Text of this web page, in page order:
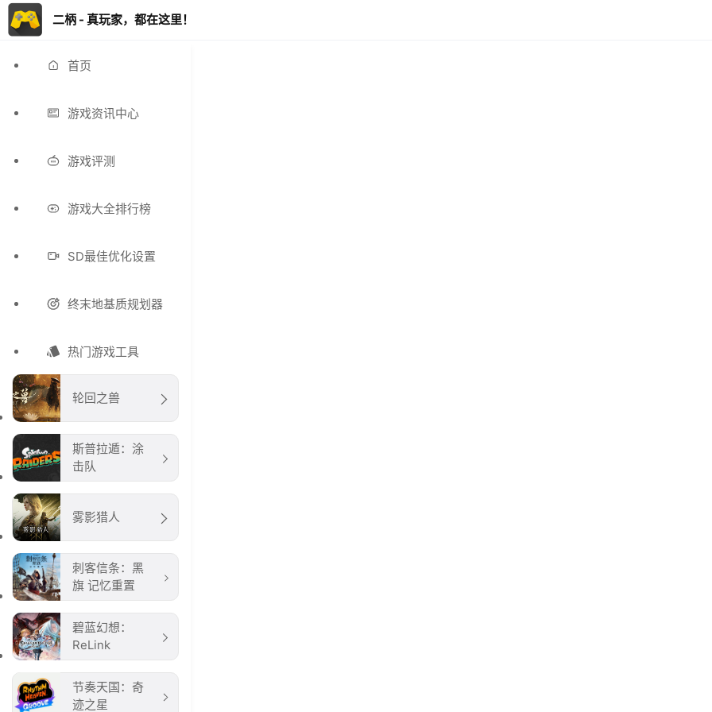
二柄 - 真玩家，都在这里！
首页
游戏资讯中心
游戏评测
游戏大全排行榜
SD最佳优化设置
终末地基质规划器
热门游戏工具
轮回之兽
斯普拉遁：涂
击队
雾影猎人
刺客信条：黑
旗 记忆重置
碧蓝幻想：
ReLink
节奏天国：奇
迹之星